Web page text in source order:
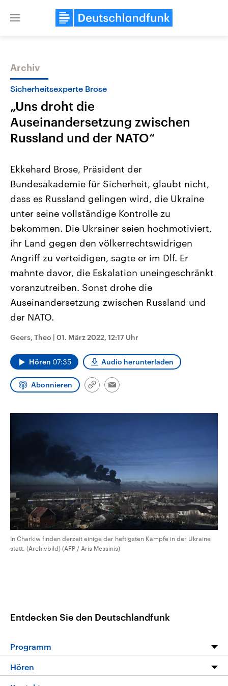
Close
Themen
2026
Alle Informationen
Sachsen-Anhalt wählt am 6.
September 2026 einen neuen
Landtag. Seit 2021 wird das
Bundesland von einer Koalition aus
Umfragen, Prognosen,
und Hintergründe zu den Parteien
und Kandidaten der anstehenden
Wahl.
Aktuelle Beiträge,
Hintergründe
Wirtschaftlich und
gehören die Vereinigten
den mächtigsten Ländern
mit großem Einfluss auf
aktuelle Weltgeschehen.
Sendungen Programm Podcasts
Audio-Archiv
Archiv
Sicherheitsexperte Brose
„Uns droht die
Auseinandersetzung zwischen
Russland und der NATO“
Ekkehard Brose, Präsident der
Bundesakademie für Sicherheit, glaubt nicht,
dass es Russland gelingen wird, die Ukraine
unter seine vollständige Kontrolle zu
bekommen. Die Ukrainer seien hochmotiviert,
ihr Land gegen den völkerrechtswidrigen
Angriff zu verteidigen, sagte er im Dlf. Er
mahnte davor, die Eskalation uneingeschränkt
voranzutreiben. Sonst drohe die
Auseinandersetzung zwischen Russland und
der NATO.
Geers, Theo | 01. März 2022, 12:17 Uhr
Hören 07:35 Audio herunterladen
Abonnieren
Link
Email
In Charkiw finden derzeit einige der heftigsten Kämpfe in der Ukraine
statt. (Archivbild) (AFP / Aris Messinis)
Entdecken Sie den Deutschlandfunk
Programm
Programm
Hören